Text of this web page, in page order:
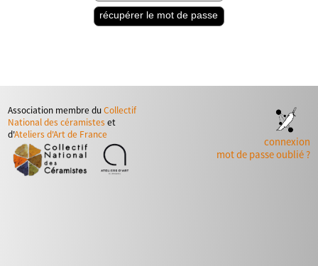
récupérer le mot de passe
Association membre duCollectif
National des céramistes et
d'Ateliers d'Art de France
connexion
mot de passe oublié ?